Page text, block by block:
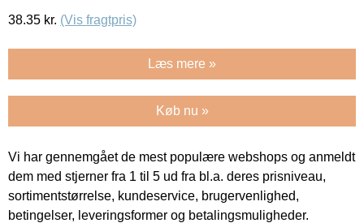
38.35 kr. (Vis fragtpris)
Læs mere »
Køb nu »
Vi har gennemgået de mest populære webshops og anmeldt
dem med stjerner fra 1 til 5 ud fra bl.a. deres prisniveau,
sortimentstørrelse, kundeservice, brugervenlighed,
betingelser, leveringsformer og betalingsmuligheder.